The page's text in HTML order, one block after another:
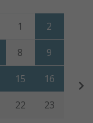
Viernes Sábado
1 2
8 9
15 16
22 23